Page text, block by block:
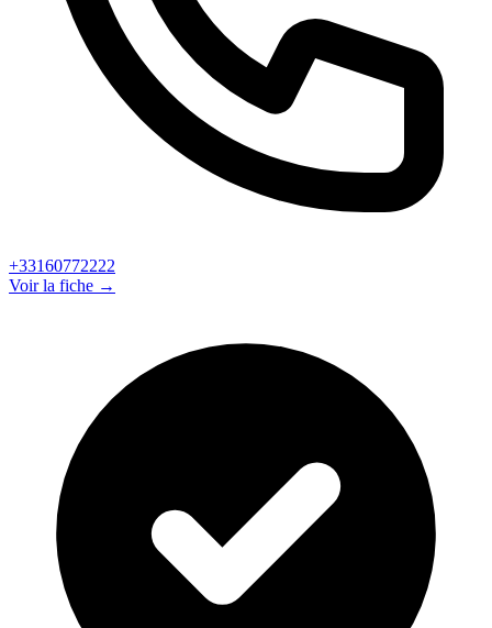
+33160772222
Voir la fiche →